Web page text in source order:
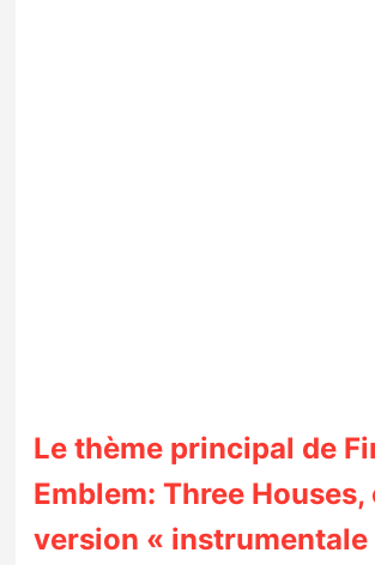
Le thème principal de
Emblem: Three Houses,
version « instrumentale